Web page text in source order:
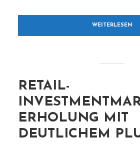
WEITERLESEN
RETAIL-
ERHOLUNG MIT
DEUTLICHEM